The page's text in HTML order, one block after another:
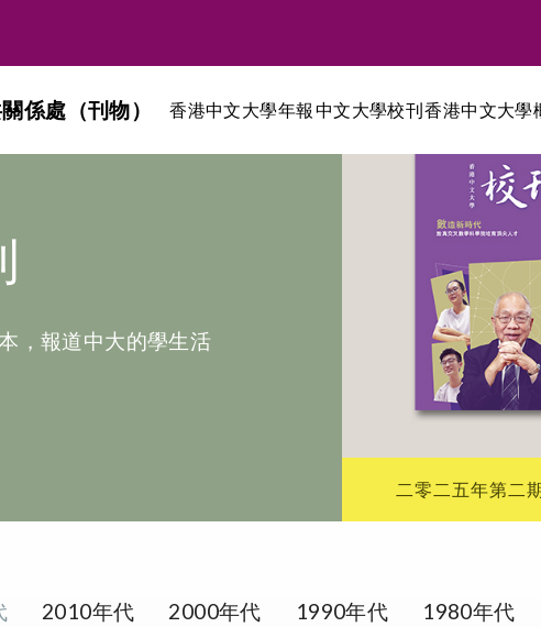
係處（刊物） 香港中文大學年報 中文大學校刊香港中文大學
，報道中大的學生活
二零二五年第二
2010年代 2000年代 1990年代 1980年代